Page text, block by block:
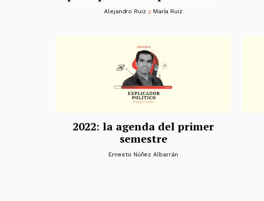
Alejandro Ruiz y María Ruiz
2022: la agenda del primer
semestre
Ernesto Núñez Albarrán